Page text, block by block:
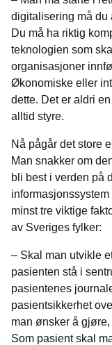
digitalisering må du
Du må ha riktig
teknologien som
organisasjoner
Økonomiske eller
dette. Det er aldri
alltid styre.
Nå pågår det store
Man snakker om
bli best i verden på
minst tre viktige
av Sveriges fylker:
– Skal man utvikle
pasienten stå i
pasientenes
pasientsikkerhet
man ønsker å
Som pasient skal